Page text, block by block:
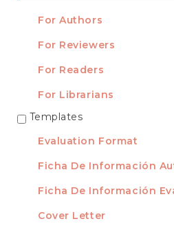
For Authors
For Reviewers
For Readers
For Librarians
TEMPLATES
Templates
Evaluation Format
Ficha De Información
Ficha De Información
Cover Letter